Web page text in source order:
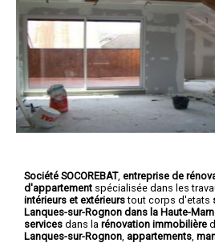
Société SOCOREBAT, entreprise de
d'appartement spécialisée dans les
intérieurs et extérieurstout corps d'etats
Lanques-sur-Rognon dans la Haute-
services dans la rénovation immobilière
Lanques-sur-Rognon appartements